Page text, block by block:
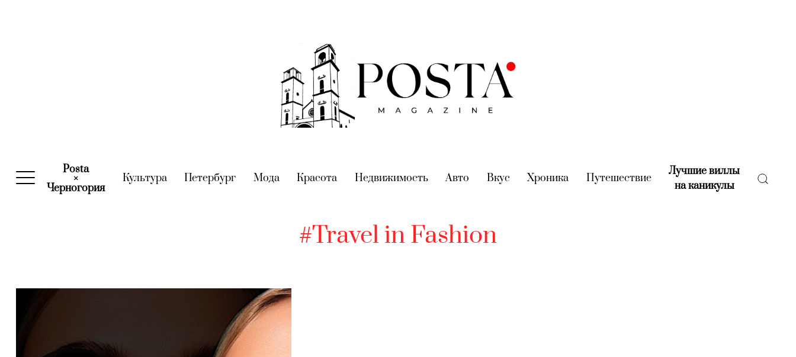
Posta
×
Черногория(current)
Культура(current)
Петербург (current)
Мода(current)
Красота (current)
Недвижимость(current)
Авто (current)
Вкус (current)
Хроника (current)
Путешествие(current)
Лучшие виллы
на каникулы(current)
#Travel in Fashion